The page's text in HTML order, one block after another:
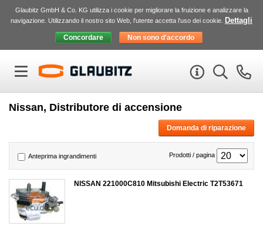
Glaubitz GmbH & Co. KG utilizza i cookie per migliorare la fruizione e analizzare la
navigazione. Utilizzando il nostro sito Web, l'utente accetta l'uso dei cookie.
Dettagli
Nissan, Distributore di accensione
Domanda di riparazione
Anteprima ingrandimenti Prodotti / pagina
NISSAN 221000C810 Mitsubishi Electric T2T53671